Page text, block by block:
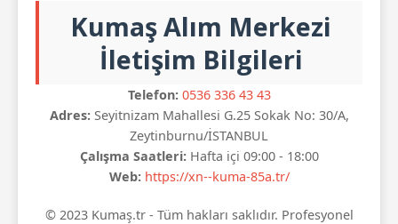
Kumaş Alım Merkezi
İletişim Bilgileri
Telefon: 0536 336 43 43
Adres:Seyitnizam Mahallesi G.25 Sokak No: 30/A,
Zeytinburnu/İSTANBUL
Çalışma Saatleri:Hafta içi 09:00 - 18:00
Web: https://xn--kuma-85a.tr/
© 2023 Kumaş.tr - Tüm hakları saklıdır. Profesyonel